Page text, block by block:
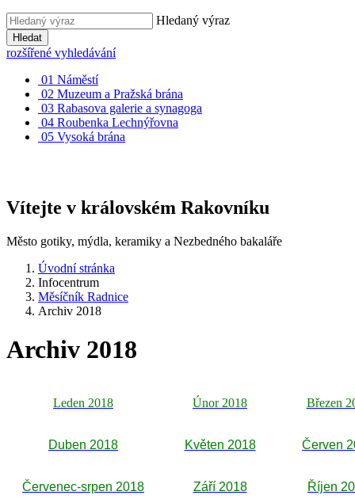
Hledaný výraz
Hledat
rozšířené vyhledávání
01 Náměstí
02 Muzeum a Pražská brána
03 Rabasova galerie a synagoga
04 Roubenka Lechnýřovna
05 Vysoká brána
Vítejte v královském Rakovníku
Město gotiky, mýdla, keramiky a Nezbedného bakaláře
Úvodní stránka
Infocentrum
Měsíčník Radnice
Archiv 2018
Archiv 2018
Leden 2018 Únor 2018 Březen
Duben 2018 Květen 2018 Červen
Červenec-srpen 2018 Září 2018 Říjen